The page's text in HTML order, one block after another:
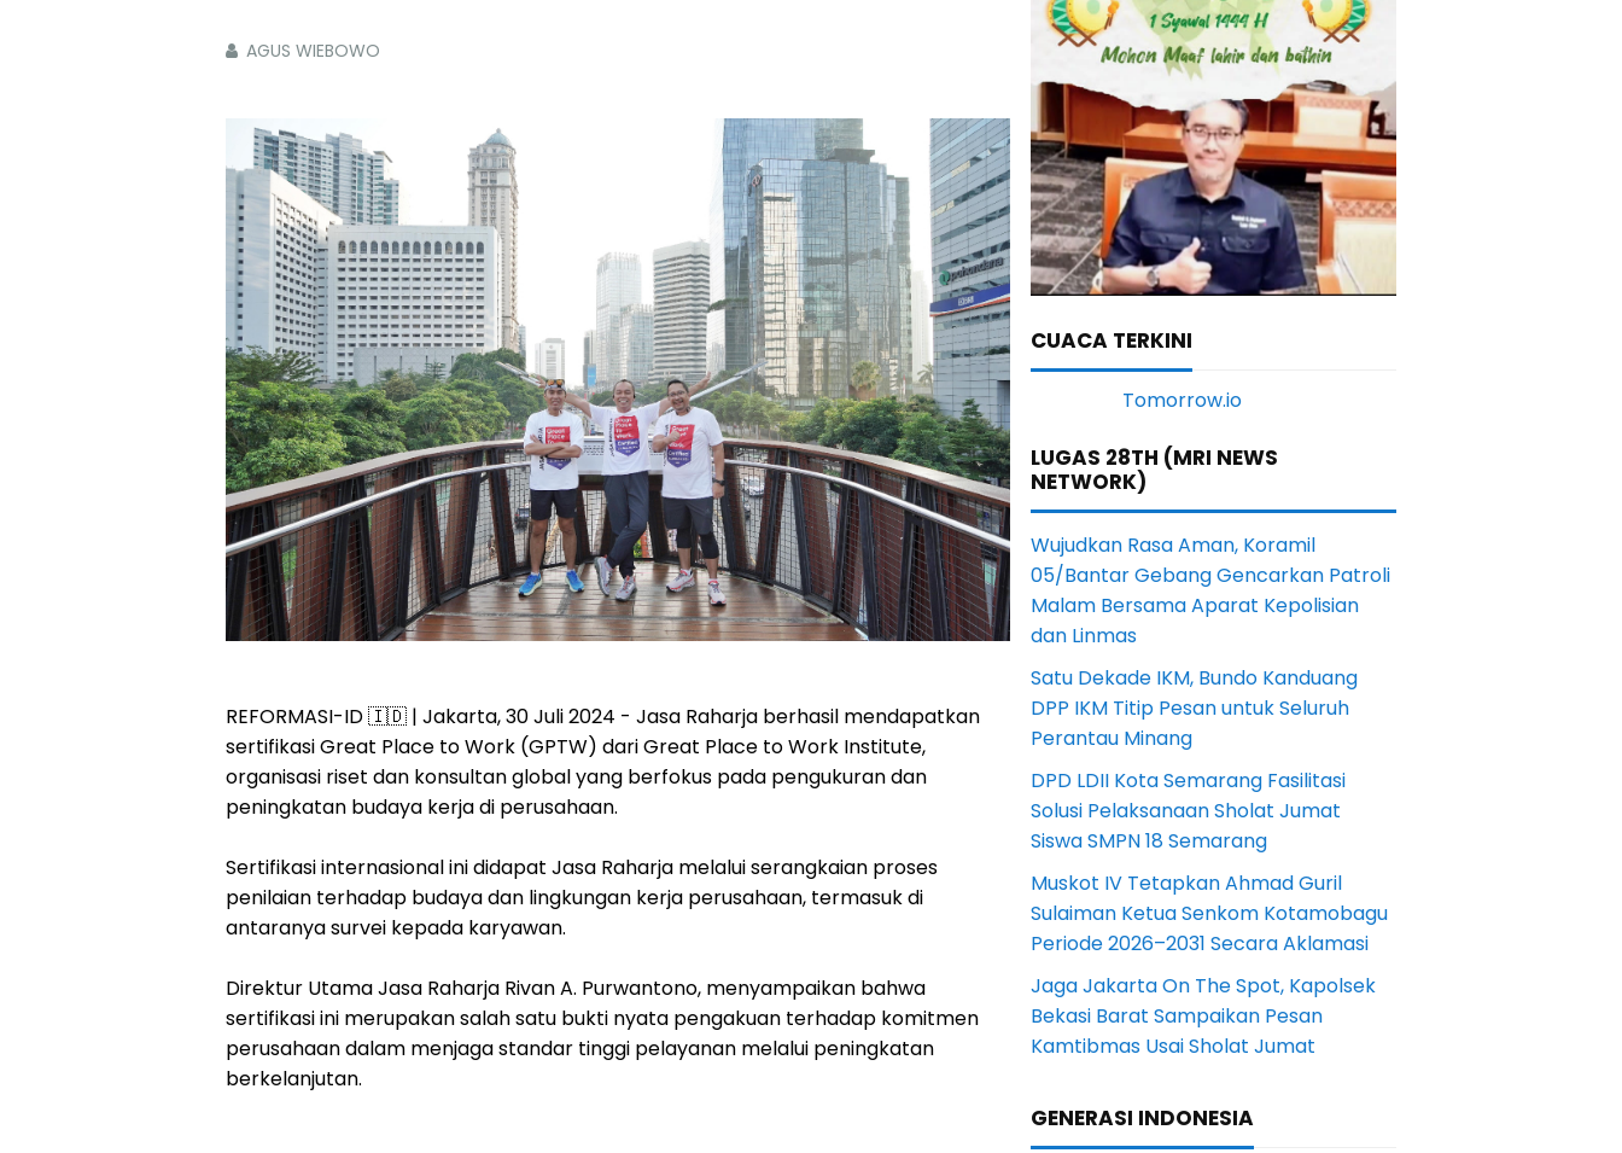
AGUS WIEBOWO
REFORMASI-ID 🇮🇩 | Jakarta, 30 Juli 2024 - Jasa Raharja berhasil mendapatkan
sertifikasi Great Place to Work (GPTW) dari Great Place to Work Institute,
organisasi riset dan konsultan global yang berfokus pada pengukuran dan
peningkatan budaya kerja di perusahaan.
Sertifikasi internasional ini didapat Jasa Raharja melalui serangkaian proses
penilaian terhadap budaya dan lingkungan kerja perusahaan, termasuk di
antaranya survei kepada karyawan.
Direktur Utama Jasa Raharja Rivan A. Purwantono, menyampaikan bahwa
sertifikasi ini merupakan salah satu bukti nyata pengakuan terhadap komitmen
perusahaan dalam menjaga standar tinggi pelayanan melalui peningkatan
berkelanjutan.
CUACA TERKINI
LUGAS 28TH (MRI NEWS
NETWORK)
Wujudkan Rasa Aman, Koramil
05/Bantar Gebang Gencarkan Patroli
Malam Bersama Aparat Kepolisian
dan Linmas
Satu Dekade IKM, Bundo Kanduang
DPP IKM Titip Pesan untuk Seluruh
Perantau Minang
DPD LDII Kota Semarang Fasilitasi
Solusi Pelaksanaan Sholat Jumat
Siswa SMPN 18 Semarang
Muskot IV Tetapkan Ahmad Guril
Sulaiman Ketua Senkom Kotamobagu
Periode 2026–2031 Secara Aklamasi
Jaga Jakarta On The Spot, Kapolsek
Bekasi Barat Sampaikan Pesan
Kamtibmas Usai Sholat Jumat
GENERASI INDONESIA